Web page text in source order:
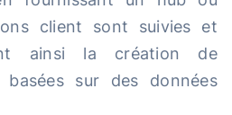
client sont suivies et
ainsi la création de
basées sur des données